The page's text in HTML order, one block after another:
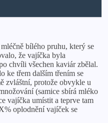
bílého pruhu, který se
že vajíčka byla
chvíli všechen kaviár zbělal.
ke třem dalším třením se
zvláštní, protože obvykle u
(samice sbírá mléko
vajíčka umístit a teprve tam
oplodnění vajíček se